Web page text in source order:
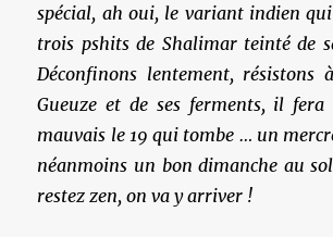
spécial, ah oui, le variant indien
trois pshits de Shalimar teinté de
Déconfinons lentement, résistons
Gueuze et de ses ferments, il
mauvais le 19 qui tombe … un
néanmoins un bon dimanche au
restez zen, on va y arriver !